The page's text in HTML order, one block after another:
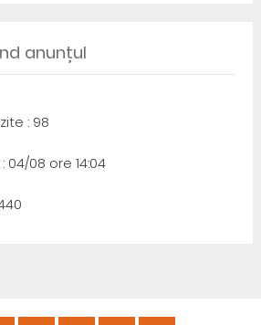
anunțul
: 98
04/08 ore 14:04